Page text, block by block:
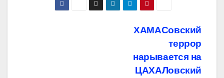
ХАМАСовский
террор
нарывается на
ЦАХАЛовский